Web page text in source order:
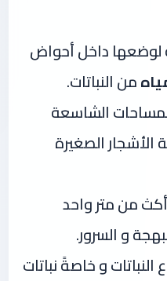
لوضعها داخل أحواض
من النباتات.
الشاسعة
الأشجار الصغيرة
من متر واحد
و السرور.
و خاصةً نباتات